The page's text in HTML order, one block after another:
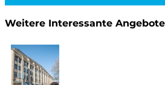
Weitere Interessante Angebote